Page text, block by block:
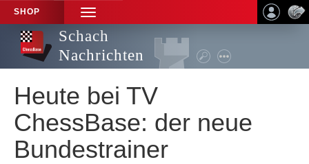
SHOP
TOGGLE
NAVIGATION
Schach
Nachrichten
Heute bei TV
ChessBase: der neue
Bundestrainer